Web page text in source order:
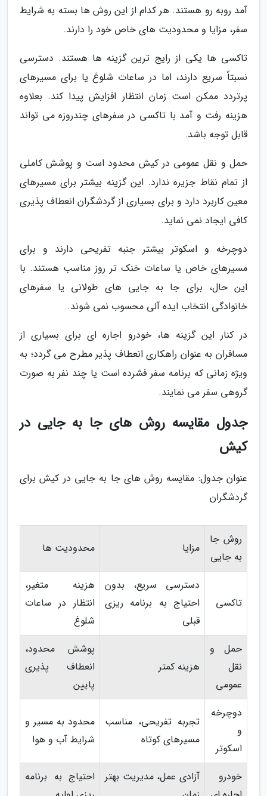
آمد روبه رو هستند. هر کدام از این روش ها بسته به شرایط
سفر، مزایا و محدودیت های خاص خود را دارند.
تاکسی ها یکی از رایج ترین گزینه ها هستند. دسترسی
نسبتاً سریع دارند، اما در ساعات شلوغ یا برای مسیرهای
پرتردد ممکن است زمان انتظار افزایش پیدا کند. بعلاوه
هزینه رفت و آمد با تاکسی در سفرهای چندروزه می تواند
قابل توجه باشد.
حمل و نقل عمومی در کیش محدود است و پوشش کاملی
از تمام نقاط جزیره ندارد. این گزینه بیشتر برای مسیرهای
معین کاربرد دارد و برای بسیاری از گردشگران انعطاف پذیری
کافی ایجاد نمی نماید.
دوچرخه و اسکوتر بیشتر جنبه تفریحی دارند و برای
مسیرهای خاص یا ساعات خنک تر روز مناسب هستند. با
این حال، برای جا به جایی های طولانی یا سفرهای
خانوادگی انتخاب ایده آلی محسوب نمی شوند.
در کنار این گزینه ها، خودرو اجاره ای برای بسیاری از
مسافران به عنوان راهکاری انعطاف پذیر مطرح می گردد؛ به
ویژه زمانی که برنامه سفر فشرده است یا چند نفر به صورت
گروهی سفر می نمایند.
جدول مقایسه روش های جا به جایی در
کیش
عنوان جدول: مقایسه روش های جا به جایی در کیش برای
گردشگران
روش جا
به جایی
مزایا محدودیت ها
تاکسی
دسترسی سریع، بدون
احتیاج به برنامه ریزی
قبلی
هزینه متغیر،
انتظار در ساعات
شلوغ
حمل و
نقل
عمومی
هزینه کمتر
پوشش محدود،
انعطاف پذیری
پایین
دوچرخه
و
اسکوتر
تجربه تفریحی، مناسب
مسیرهای کوتاه
محدود به مسیر و
شرایط آب و هوا
خودرو
آزادی عمل، مدیریت بهتر
احتیاج به برنامه